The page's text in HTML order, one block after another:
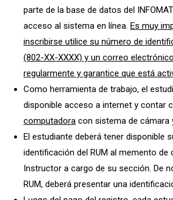
parte de la base de datos del
acceso al sistema en línea. Es muy
inscribirse utilice su número de
(802-XX-XXXX) y un correo
regularmente y garantice que está
Como herramienta de trabajo, el
disponible acceso a internet y contar
computadora con sistema de cámara
El estudiante deberá tener disponible
identificación del RUM al memento
Instructor a cargo de su sección. De
RUM, deberá presentar una